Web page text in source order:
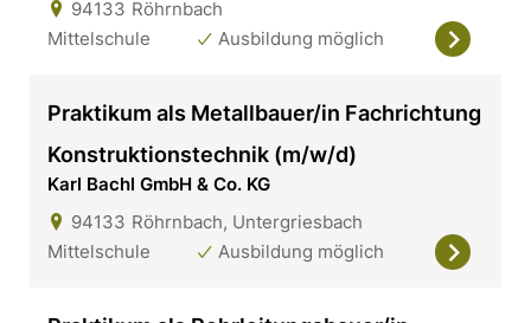
94133 Röhrnbach
Mittelschule
Ausbildung möglich
Praktikum als Metallbauer/in Fachrichtung
Konstruktionstechnik (m/w/d)
Karl Bachl GmbH & Co. KG
94133 Röhrnbach, Untergriesbach
Mittelschule
Ausbildung möglich